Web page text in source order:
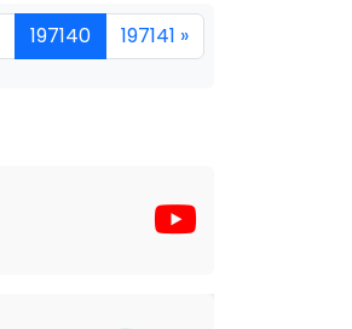
197140 197141 »